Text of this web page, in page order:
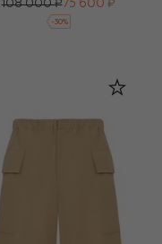
108 000 ₽75 600 ₽
-30%